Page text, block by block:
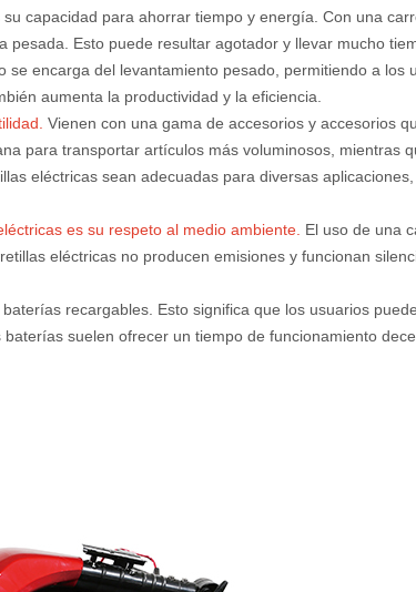
capacidad para ahorrar tiempo y energía. Con una
Esto puede resultar agotador y llevar mucho
encarga del levantamiento pesado, permitiendo a
aumenta la productividad y la eficiencia.
Vienen con una gama de accesorios y accesorios
para transportar artículos más voluminosos, mientras
eléctricas sean adecuadas para diversas
es su respeto al medio ambiente. El uso de una
eléctricas no producen emisiones y funcionan
recargables. Esto significa que los usuarios
suelen ofrecer un tiempo de funcionamiento